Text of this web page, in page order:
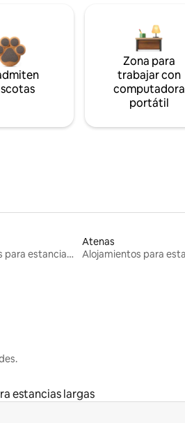
Zona para
trabajar con
computadora
portátil
Alojamientos para estancias largas
Atenas
estancias largas